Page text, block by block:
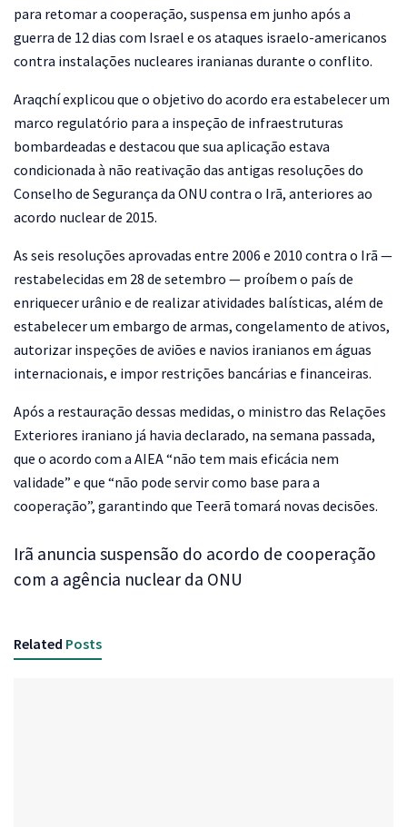
para retomar a cooperação, suspensa em junho após a
guerra de 12 dias com Israel e os ataques israelo-americanos
contra instalações nucleares iranianas durante o conflito.
Araqchí explicou que o objetivo do acordo era estabelecer um
marco regulatório para a inspeção de infraestruturas
bombardeadas e destacou que sua aplicação estava
condicionada à não reativação das antigas resoluções do
Conselho de Segurança da ONU contra o Irã, anteriores ao
acordo nuclear de 2015.
As seis resoluções aprovadas entre 2006 e 2010 contra o Irã —
restabelecidas em 28 de setembro — proíbem o país de
enriquecer urânio e de realizar atividades balísticas, além de
estabelecer um embargo de armas, congelamento de ativos,
autorizar inspeções de aviões e navios iranianos em águas
internacionais, e impor restrições bancárias e financeiras.
Após a restauração dessas medidas, o ministro das Relações
Exteriores iraniano já havia declarado, na semana passada,
que o acordo com a AIEA “não tem mais eficácia nem
validade” e que “não pode servir como base para a
cooperação”, garantindo que Teerã tomará novas decisões.
Irã anuncia suspensão do acordo de cooperação
com a agência nuclear da ONU
Related Posts